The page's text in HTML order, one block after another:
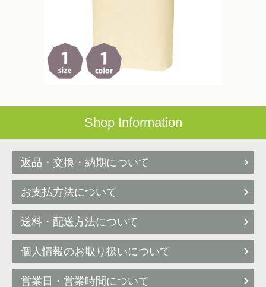
Shop Information
返品・交換・納期について
お支払方法について
送料・配送方法について
個人情報のお取り扱いについて
営業日・営業時間について